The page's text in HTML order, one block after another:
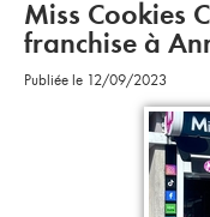
Miss Cookies
franchise à
Publiée le 12/09/2023